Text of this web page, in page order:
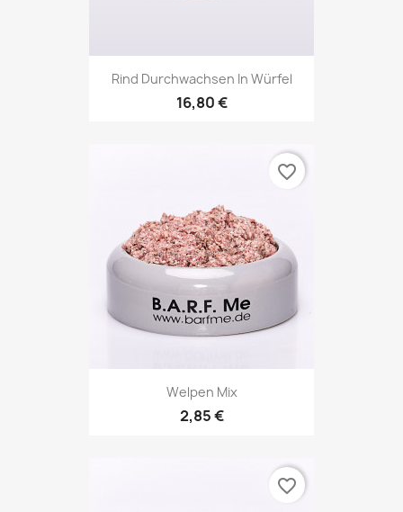
Rind Durchwachsen In Würfel
16,80 €
Welpen Mix
2,85 €
favorite_border
favorite_border